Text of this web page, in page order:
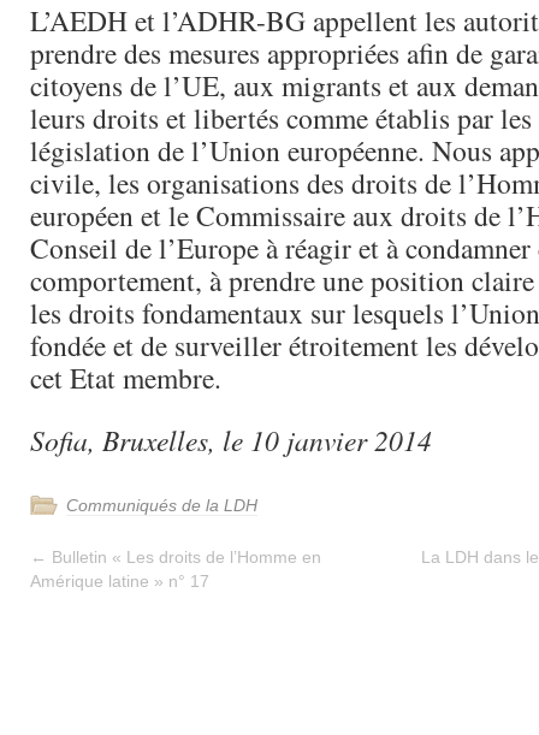
L’AEDH et l’ADHR-BG appellent les
prendre des mesures appropriées afin de
citoyens de l’UE, aux migrants et aux
leurs droits et libertés comme établis par
législation de l’Union européenne. Nous
civile, les organisations des droits de
européen et le Commissaire aux droits de
Conseil de l’Europe à réagir et à condamner
comportement, à prendre une position
les droits fondamentaux sur lesquels
fondée et de surveiller étroitement les
cet Etat membre.
Sofia, Bruxelles, le 10 janvier 2014
Communiqués de la LDH
← Bulletin « Les droits de l’Homme en
Amérique latine » n° 17
La LDH dans